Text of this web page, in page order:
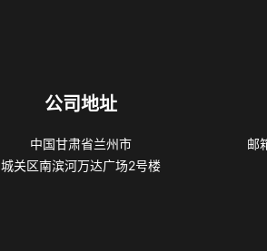
公司地址
中国甘肃省兰州市
城关区南滨河万达广场2号楼
邮